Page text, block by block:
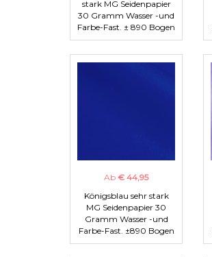
stark MG Seidenpapier
30 Gramm Wasser -und
Farbe-Fast. ± 890 Bogen
Ab € 44,95
Königsblau sehr stark
MG Seidenpapier 30
Gramm Wasser -und
Farbe-Fast. ±890 Bogen